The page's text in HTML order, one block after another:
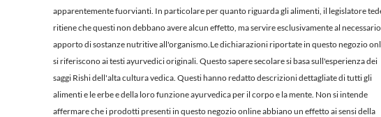
apparentemente fuorvianti. In particolare per quanto riguarda gli alimenti, il legislatore
ritiene che questi non debbano avere alcun effetto, ma servire esclusivamente al necessario
apporto di sostanze nutritive all'organismo.Le dichiarazioni riportate in questo negozio
si riferiscono ai testi ayurvedici originali. Questo sapere secolare si basa sull'esperienza dei
saggi Rishi dell'alta cultura vedica. Questi hanno redatto descrizioni dettagliate di tutti gli
alimenti e le erbe e della loro funzione ayurvedica per il corpo e la mente. Non si intende
affermare che i prodotti presenti in questo negozio online abbiano un effetto ai sensi della